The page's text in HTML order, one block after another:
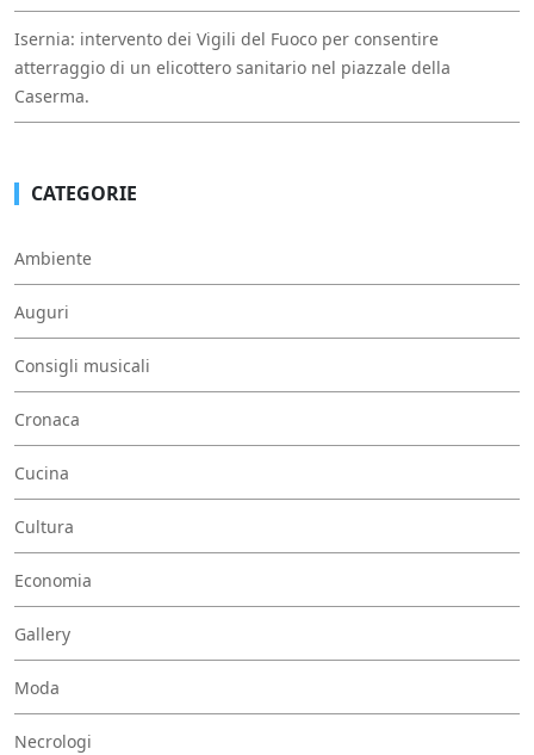
Isernia: intervento dei Vigili del Fuoco per consentire
atterraggio di un elicottero sanitario nel piazzale della
Caserma.
CATEGORIE
Ambiente
Auguri
Consigli musicali
Cronaca
Cucina
Cultura
Economia
Gallery
Moda
Necrologi